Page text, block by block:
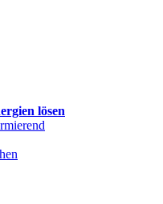
lösen